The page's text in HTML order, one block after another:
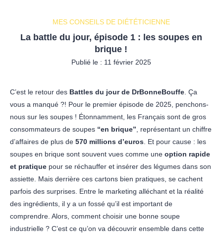
MES CONSEILS DE DIÉTÉTICIENNE
La battle du jour, épisode 1 : les soupes en
brique !
Publié le : 11 février 2025
C’est le retour des Battles du jour de DrBonneBouffe . Ça
vous a manqué ?! Pour le premier épisode de 2025, penchons-
nous sur les soupes ! Étonnamment, les Français sont de gros
consommateurs de soupes “en brique” , représentant un chiffre
d’affaires de plus de 570 millions d’euros . Et pour cause : les
soupes en brique sont souvent vues comme une option rapide
et pratique pour se réchauffer et insérer des légumes dans son
assiette. Mais derrière ces cartons bien pratiques, se cachent
parfois des surprises. Entre le marketing alléchant et la réalité
des ingrédients, il y a un fossé qu’il est important de
comprendre. Alors, comment choisir une bonne soupe
industrielle ? C’est ce qu’on va découvrir ensemble dans cette